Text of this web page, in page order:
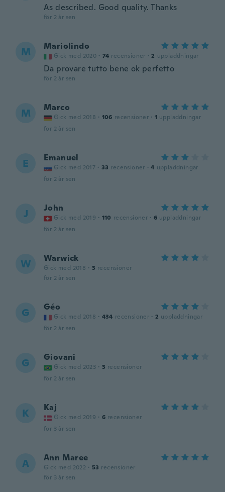
As described. Good quality. Thanks
för 2 år sen
M Mariolindo
Gick med 2020 · 74 recensioner · 2 uppladdningar
Da provare tutto bene ok perfetto
för 2 år sen
M Marco
Gick med 2018 · 106 recensioner · 1 uppladdningar
för 2 år sen
E Emanuel
Gick med 2017 · 33 recensioner · 4 uppladdningar
för 2 år sen
J John
Gick med 2019 · 110 recensioner · 6 uppladdningar
för 2 år sen
W Warwick
Gick med 2018 · 3 recensioner
för 2 år sen
G Géo
Gick med 2018 · 434 recensioner · 2 uppladdningar
för 2 år sen
G Giovani
Gick med 2023 · 3 recensioner
för 2 år sen
K Kaj
Gick med 2019 · 6 recensioner
för 3 år sen
A Ann Maree
Gick med 2022 · 53 recensioner
för 3 år sen